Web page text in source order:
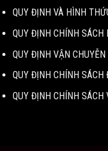
QUY ĐỊNH VÀ HÌNH
QUY ĐỊNH CHÍNH SÁCH
QUY ĐỊNH VẬN CHUYỄN
QUY ĐỊNH CHÍNH SÁCH
QUY ĐỊNH CHÍNH SÁCH